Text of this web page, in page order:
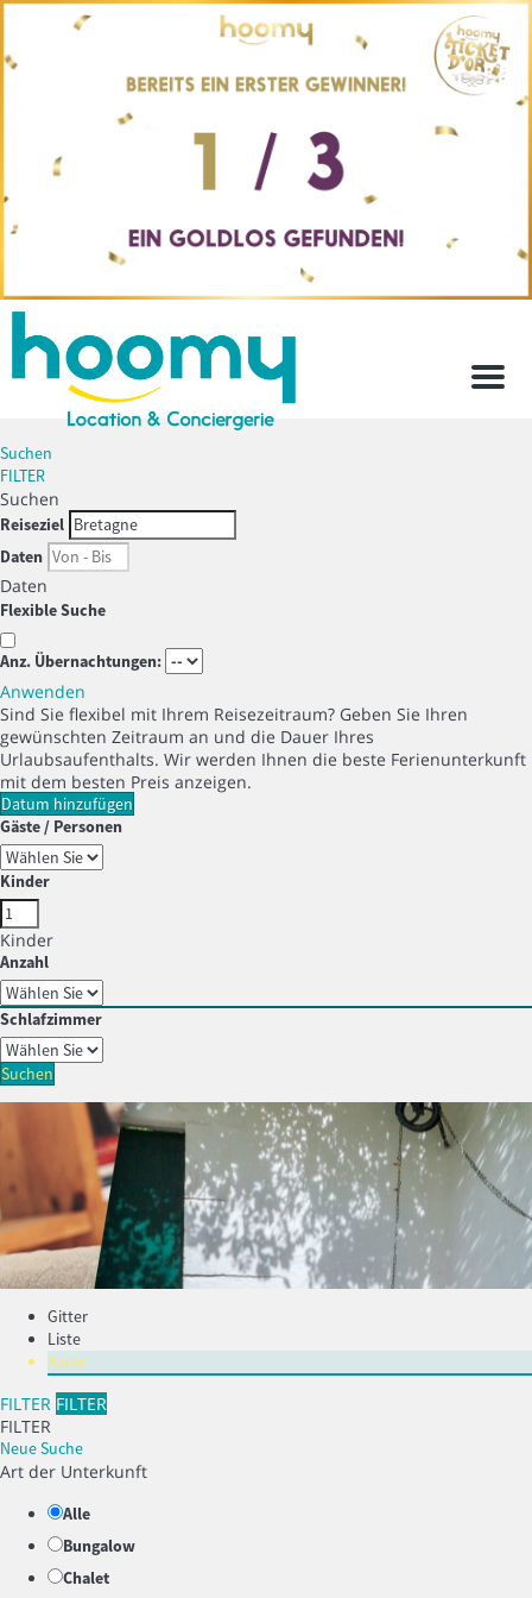
Menu
Suchen
FILTER
Suchen
Reiseziel
Daten
Daten
Flexible Suche
Anz. Übernachtungen:
Anwenden
Sind Sie flexibel mit Ihrem Reisezeitraum? Geben Sie Ihren
gewünschten Zeitraum an und die Dauer Ihres
Urlaubsaufenthalts. Wir werden Ihnen die beste Ferienunterkunft
mit dem besten Preis anzeigen.
Datum hinzufügen
Gäste / Personen
Kinder
Kinder
Anzahl
Schlafzimmer
Suchen
Gitter
Liste
Karte
FILTER FILTER
FILTER
Neue Suche
Art der Unterkunft
Alle
Bungalow
Chalet